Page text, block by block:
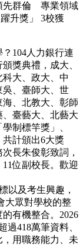
先群倫 專業領域
升獎」 3校獲
104人力銀行連
獎典禮，成大、
大、政大、中
吳、臺師大、世
、北教大、彰師
臺藝大、北藝大
制標竿獎」、
共計頒出6大獎
長朱俊彰致詞，
位副校長。歡迎
以及考生興趣，
大眾對學校的整
有機整合。2026
過418萬筆資料、
用職務能力、未